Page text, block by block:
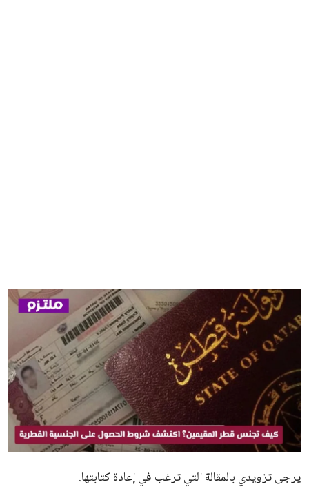
يرجى تزويدي بالمقالة التي ترغب في إعادة كتابتها.